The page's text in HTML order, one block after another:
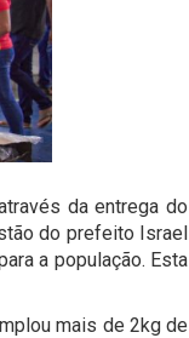
da entrega do
do prefeito Israel
a população. Esta
mais de 2kg de